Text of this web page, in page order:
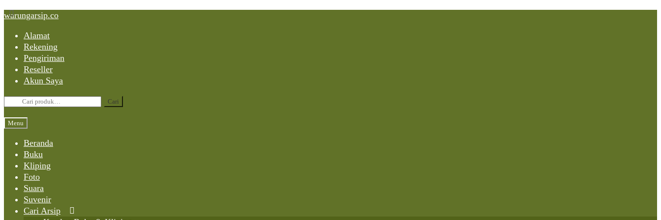
Skip
content
Skip
navigation
Skip
content
warungarsip.co
Alamat
Rekening
Pengiriman
Reseller
Akun Saya
Pencarian
Cari
Menu
Beranda
Buku
Kliping
Foto
Suara
Suvenir
Cari Arsip